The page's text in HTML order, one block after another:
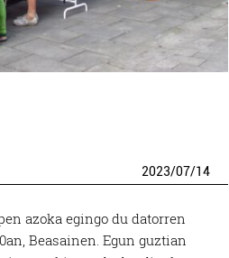
2023/07/14
azoka egingo du datorren
Beasainen. Egun guztian